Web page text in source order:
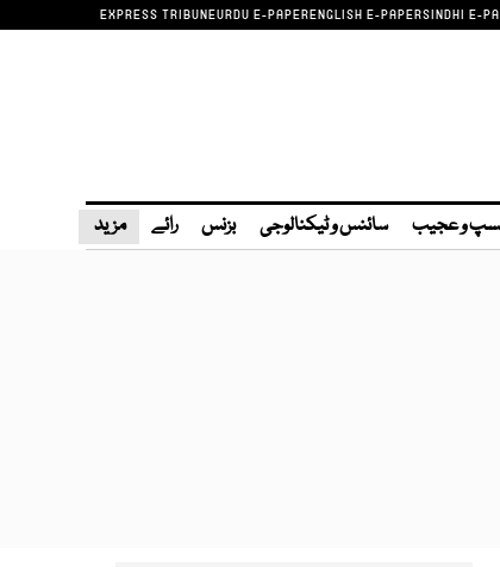
EXPRESS TRIBUNEURDU E-PAPERENGLISH E-PAPERSINDHI E-
و عجیب سائنس و ٹیکنالوجی بزنس رائے مزید